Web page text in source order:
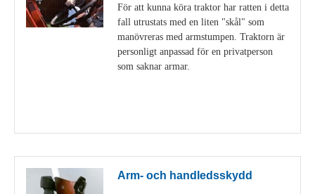
För att kunna köra traktor har ratten i detta
fall utrustats med en liten "skål" som
manövreras med armstumpen. Traktorn är
personligt anpassad för en privatperson
som saknar armar.
Arm- och handledsskydd